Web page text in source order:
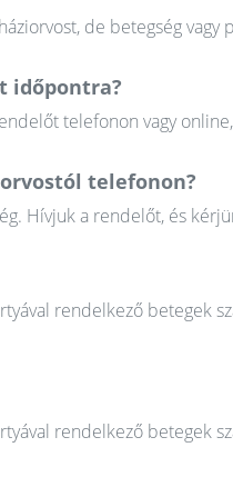
de betegség vagy
időpontra?
telefonon vagy
telefonon?
Hívjuk a rendelőt, és
rendelkező betegek
rendelkező betegek